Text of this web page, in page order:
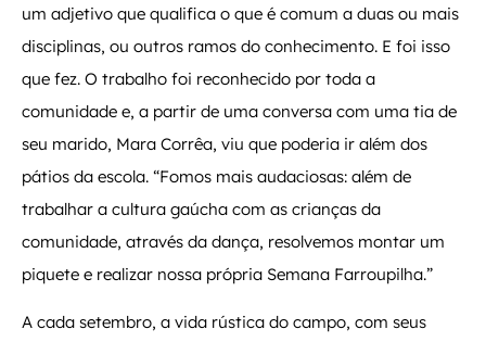
um adjetivo que qualifica o que é comum a duas ou mais
disciplinas, ou outros ramos do conhecimento. E foi isso
que fez. O trabalho foi reconhecido por toda a
comunidade e, a partir de uma conversa com uma tia de
seu marido, Mara Corrêa, viu que poderia ir além dos
pátios da escola. “Fomos mais audaciosas: além de
trabalhar a cultura gaúcha com as crianças da
comunidade, através da dança, resolvemos montar um
piquete e realizar nossa própria Semana Farroupilha.”
A cada setembro, a vida rústica do campo, com seus